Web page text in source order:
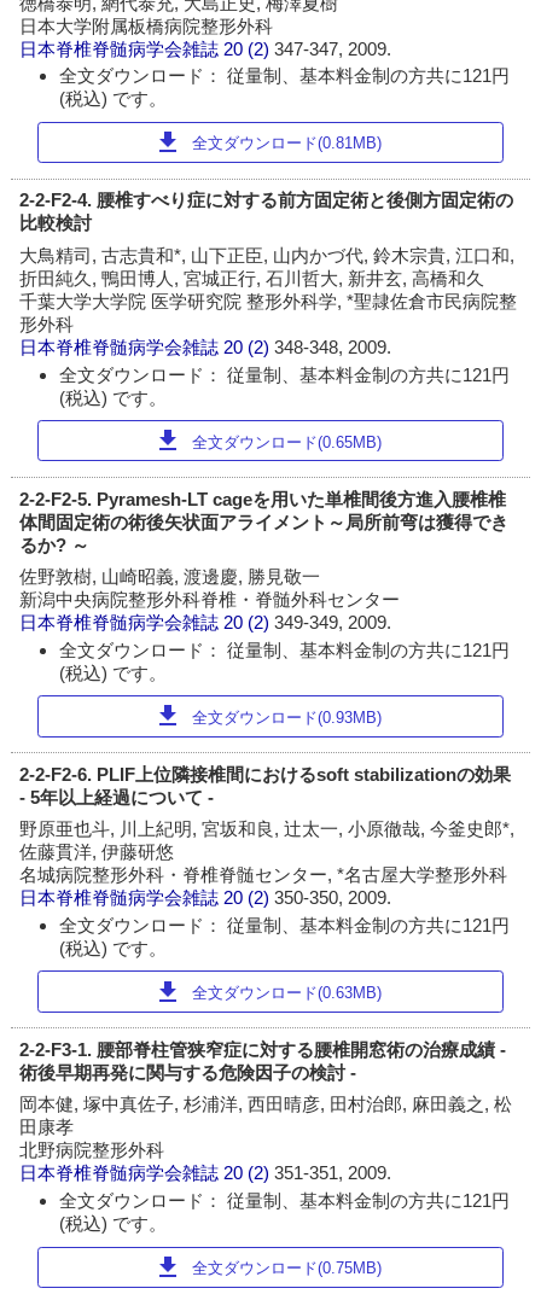
日本大学附属板橋病院整形外科
日本脊椎脊髄病学会雑誌 20 (2)347-347, 2009.
全文ダウンロード： 従量制、基本料金制の方共に121円
(税込) です。
download 全文ダウンロード(0.81MB)
2-2-F2-4. 腰椎すべり症に対する前方固定術と後側方固定術の
比較検討
大鳥精司, 古志貴和*, 山下正臣, 山内かづ代, 鈴木宗貴, 江口和,
折田純久, 鴨田博人, 宮城正行, 石川哲大, 新井玄, 高橋和久
千葉大学大学院 医学研究院 整形外科学, *聖隷佐倉市民病院整
形外科
日本脊椎脊髄病学会雑誌 20 (2)348-348, 2009.
全文ダウンロード： 従量制、基本料金制の方共に121円
(税込) です。
download 全文ダウンロード(0.65MB)
2-2-F2-5. Pyramesh-LT cageを用いた単椎間後方進入腰椎椎
体間固定術の術後矢状面アライメント～局所前弯は獲得でき
るか? ～
佐野敦樹, 山崎昭義, 渡邊慶, 勝見敬一
新潟中央病院整形外科脊椎・脊髄外科センター
日本脊椎脊髄病学会雑誌 20 (2)349-349, 2009.
全文ダウンロード： 従量制、基本料金制の方共に121円
(税込) です。
download 全文ダウンロード(0.93MB)
2-2-F2-6. PLIF上位隣接椎間におけるsoft stabilizationの効果
- 5年以上経過について -
野原亜也斗, 川上紀明, 宮坂和良, 辻太一, 小原徹哉, 今釜史郎*,
佐藤貫洋, 伊藤研悠
名城病院整形外科・脊椎脊髄センター, *名古屋大学整形外科
日本脊椎脊髄病学会雑誌 20 (2)350-350, 2009.
全文ダウンロード： 従量制、基本料金制の方共に121円
(税込) です。
download 全文ダウンロード(0.63MB)
2-2-F3-1. 腰部脊柱管狭窄症に対する腰椎開窓術の治療成績 -
術後早期再発に関与する危険因子の検討 -
岡本健, 塚中真佐子, 杉浦洋, 西田晴彦, 田村治郎, 麻田義之, 松
田康孝
北野病院整形外科
日本脊椎脊髄病学会雑誌 20 (2)351-351, 2009.
全文ダウンロード： 従量制、基本料金制の方共に121円
(税込) です。
download 全文ダウンロード(0.75MB)